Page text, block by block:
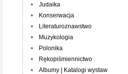
Judaika
Konserwacja
Literaturoznawstwo
Muzykologia
Polonika
Rękopiśmiennictwo
Albumy | Katalogi wystaw